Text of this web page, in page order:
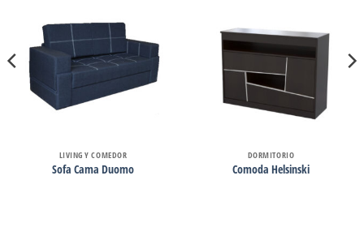
LIVING Y COMEDOR
Sofa Cama Duomo
DORMITORIO
Comoda Helsinski